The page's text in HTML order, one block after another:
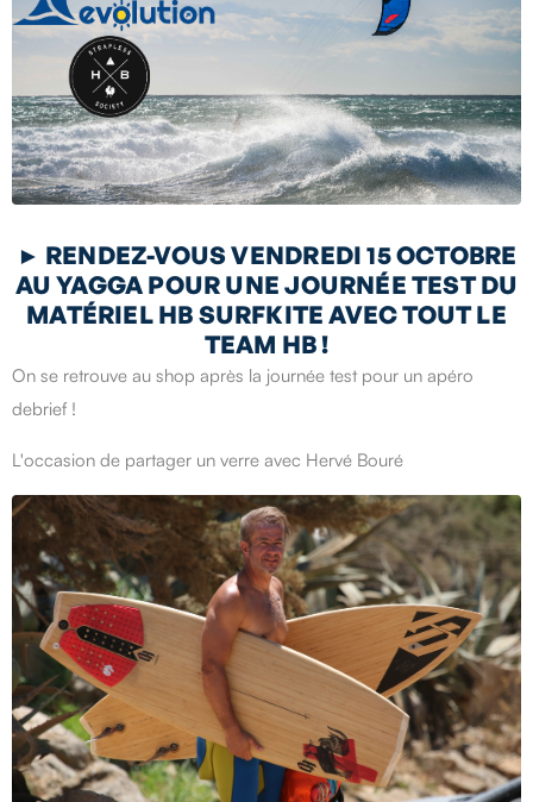
► RENDEZ-VOUS VENDREDI 15 OCTOBRE
AU YAGGA POUR UNE JOURNÉE TEST DU
MATÉRIEL HB SURFKITE AVEC TOUT LE
TEAM HB !
On se retrouve au shop après la journée test pour un apéro
debrief !
L'occasion de partager un verre avec Hervé Bouré